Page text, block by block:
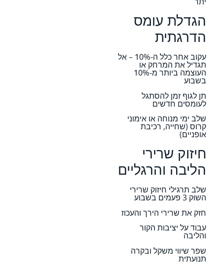
הגדלת עומס
הדרגתית
עקוב אחר כלל ה-10% – אל
תגדיל את המרחק או
העוצמה ביותר מ-10%
בשבוע
תן לגוף זמן להסתגל
לעומסים חדשים
שלב ימי מנוחה או אימוני
קרוס (שחייה, רכיבת
אופניים)
חיזוק שרירי
הליבה והרגליים
שלב תרגילי חיזוק שרירי
השוק 3 פעמים בשבוע
חזק את שרירי הירך והעכוז
עבוד על יציבות הקור
והליבה
שפר שיווי משקל ובקרה
תנועתית